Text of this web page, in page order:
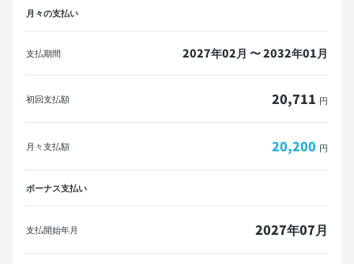
※一部の金融機関ではローンが組めない場合がございます。
PDFダウンロード
月々の支払い
支払期間 2027年02月 〜 2032年01月
初回支払額 20,711 円
月々支払額 20,200 円
ボーナス支払い
支払開始年月 2027年07月